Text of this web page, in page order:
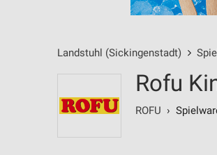
Landstuhl (Sickingenstadt)
Rofu
ROFU ›